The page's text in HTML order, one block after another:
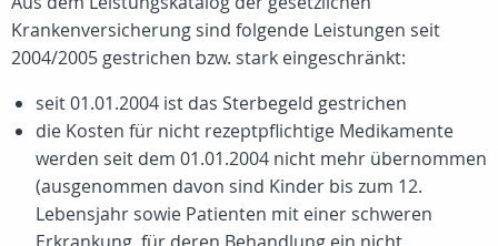
Krankenversicherung sind folgende Leistungen seit
2004/2005 gestrichen bzw. stark eingeschränkt:
seit 01.01.2004 ist das Sterbegeld gestrichen
die Kosten für nicht rezeptpflichtige Medikamente
werden seit dem 01.01.2004 nicht mehr übernommen
(ausgenommen davon sind Kinder bis zum 12.
Lebensjahr sowie Patienten mit einer schweren